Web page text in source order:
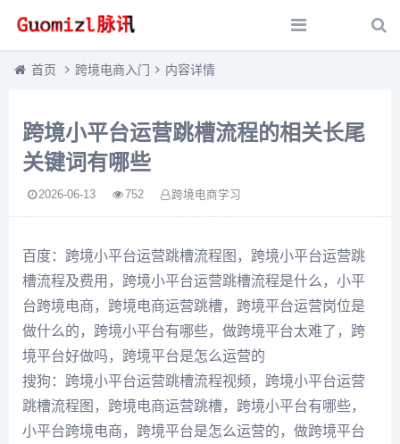
首页 跨境电商入门 内容详情
跨境小平台运营跳槽流程的相关长尾
关键词有哪些
2026-06-13 752 跨境电商学习
百度：跨境小平台运营跳槽流程图，跨境小平台运营跳
槽流程及费用，跨境小平台运营跳槽流程是什么，小平
台跨境电商，跨境电商运营跳槽，跨境平台运营岗位是
做什么的，跨境小平台有哪些，做跨境平台太难了，跨
境平台好做吗，跨境平台是怎么运营的
搜狗：跨境小平台运营跳槽流程视频，跨境小平台运营
跳槽流程图，跨境电商运营跳槽，跨境小平台有哪些，
小平台跨境电商，跨境平台是怎么运营的，做跨境平台